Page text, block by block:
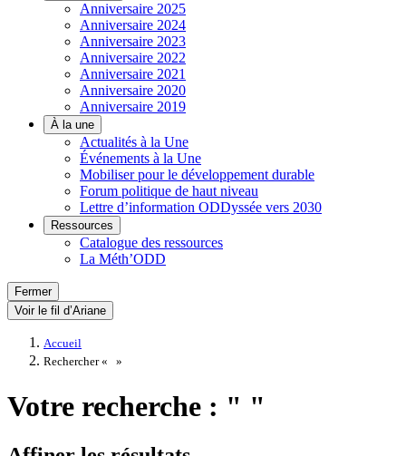
Anniversaire 2025
Anniversaire 2024
Anniversaire 2023
Anniversaire 2022
Anniversaire 2021
Anniversaire 2020
Anniversaire 2019
À la une
Actualités à la Une
Événements à la Une
Mobiliser pour le développement durable
Forum politique de haut niveau
Lettre d’information ODDyssée vers 2030
Ressources
Catalogue des ressources
La Méth’ODD
Fermer
Voir le fil d’Ariane
Accueil
Rechercher «
»
Votre recherche : " "